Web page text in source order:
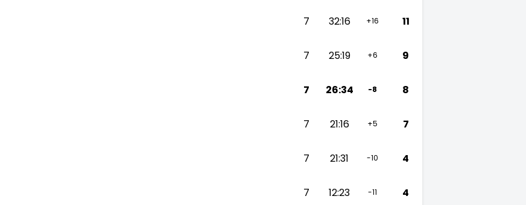
7 32:16 +16 11
7 25:19 +6 9
7 26:34 -8 8
7 21:16 +5 7
7 21:31 -10 4
7 12:23 -11 4